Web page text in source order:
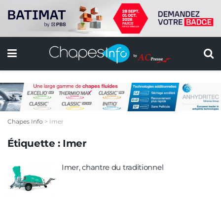
Chapes Info > Imer
Étiquette : Imer
Imer, chantre du traditionnel